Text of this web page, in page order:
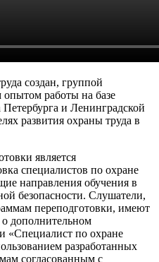
создан, группой
работы на базе
и Ленинградской
развития охраны труда в
является
специалистов по охране
направления обучения в
безопасности. Слушатели,
переподготовки, имеют
дополнительном
«Специалист по охране
разработанных
согласованным с